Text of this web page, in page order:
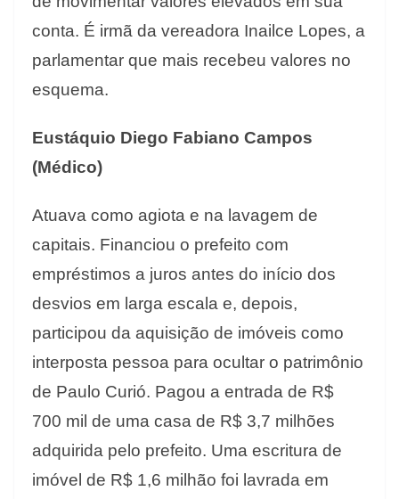
conta. É irmã da vereadora Inailce Lopes, a
parlamentar que mais recebeu valores no
esquema.
Eustáquio Diego Fabiano Campos
(Médico)
Atuava como agiota e na lavagem de
capitais. Financiou o prefeito com
empréstimos a juros antes do início dos
desvios em larga escala e, depois,
participou da aquisição de imóveis como
interposta pessoa para ocultar o patrimônio
de Paulo Curió. Pagou a entrada de R$
700 mil de uma casa de R$ 3,7 milhões
adquirida pelo prefeito. Uma escritura de
imóvel de R$ 1,6 milhão foi lavrada em